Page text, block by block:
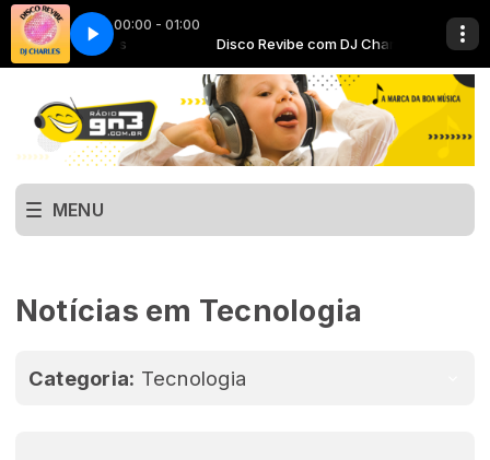
00:00 - 01:00
com DJ Charles Disco Revibe com DJ Charles
com GN3 INSONIA com GN3
MENU
Notícias em Tecnologia
Categoria: Tecnologia